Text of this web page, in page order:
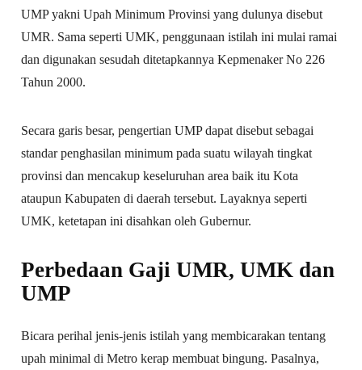
UMP yakni Upah Minimum Provinsi yang dulunya disebut
UMR. Sama seperti UMK, penggunaan istilah ini mulai ramai
dan digunakan sesudah ditetapkannya Kepmenaker No 226
Tahun 2000.
Secara garis besar, pengertian UMP dapat disebut sebagai
standar penghasilan minimum pada suatu wilayah tingkat
provinsi dan mencakup keseluruhan area baik itu Kota
ataupun Kabupaten di daerah tersebut. Layaknya seperti
UMK, ketetapan ini disahkan oleh Gubernur.
Perbedaan Gaji UMR, UMK dan
UMP
Bicara perihal jenis-jenis istilah yang membicarakan tentang
upah minimal di Metro kerap membuat bingung. Pasalnya,